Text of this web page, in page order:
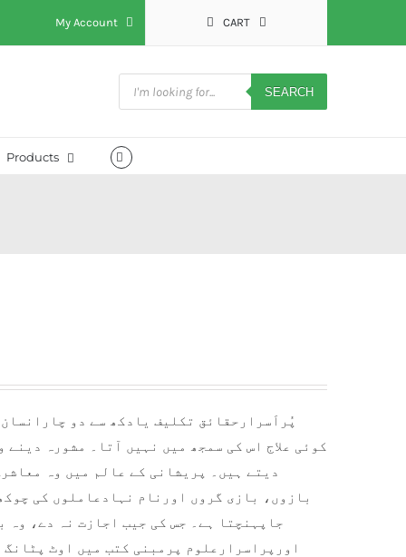
My Account CART
Products
search
SEARCH
Products
پُراَسرارحقائق تکلیف یادکھ سے دو
کوئی علاج اس کی سمجھ میں نہیں آتا۔ مشورہ
دیتے ہیں۔ پریشانی کے عالم میں وہ
بازوں، بازی گروں اورنام نہادعاملوں کی
جاپہنچتا ہے۔ جس کی جیب اجازت نہ دے، وہ
اورپراسرارعلوم پرمبنی کتب میں اوٹ